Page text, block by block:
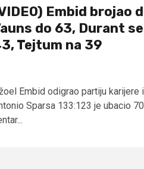
Embid brojao
do 63, Durant
Tejtum na 39
Embid odigrao partiju karijere
Sparsa 133:123 je ubacio